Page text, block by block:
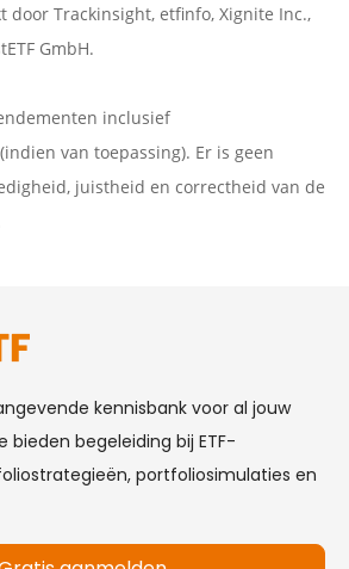
door Trackinsight, etfinfo, Xignite Inc.,
GmbH.
inclusief
van toepassing). Er is geen
juistheid en correctheid van de